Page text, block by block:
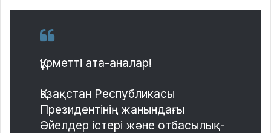
Құрметті ата-аналар!
Қазақстан Республикасы
Президентінің жанындағы
Әйелдер істері және отбасылық-